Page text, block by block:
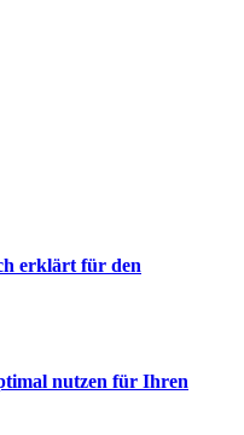
erklärt für den
nutzen für Ihren